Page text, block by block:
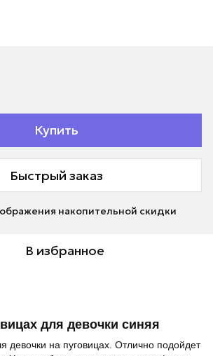
Купить
Быстрый заказ
накопительной скидки
В избранное
для девочки синяя
девочки на пуговицах. Отлично подойдет